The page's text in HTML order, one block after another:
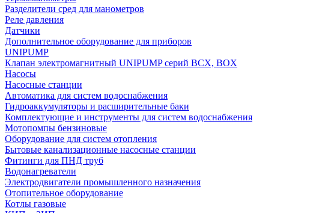
Разделители сред для манометров
Реле давления
Датчики
Дополнительное оборудование для приборов
UNIPUMP
Клапан электромагнитный UNIPUMP серий BCX, BOX
Насосы
Насосные станции
Автоматика для систем водоснабжения
Гидроаккумуляторы и расширительные баки
Комплектующие и инструменты для систем водоснабжения
Мотопомпы бензиновые
Оборудование для систем отопления
Бытовые канализационные насосные станции
Фитинги для ПНД труб
Водонагреватели
Электродвигатели промышленного назначения
Отопительное оборудование
Котлы газовые